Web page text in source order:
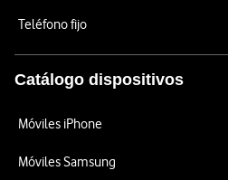
Teléfono fijo
Catálogo dispositivos
Móviles iPhone
Móviles Samsung